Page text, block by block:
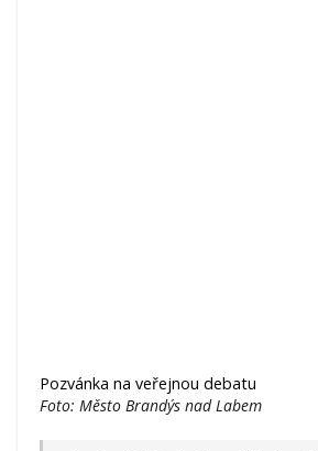
Pozvánka na veřejnou debatu
Foto: Město Brandýs nad Labem